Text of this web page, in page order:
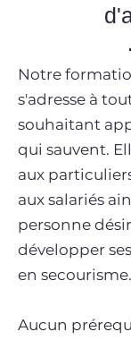
Notre
s'adresse à
souhaitant
qui sauvent.
aux
aux salariés
personne
développer
en secourisme.
Aucun